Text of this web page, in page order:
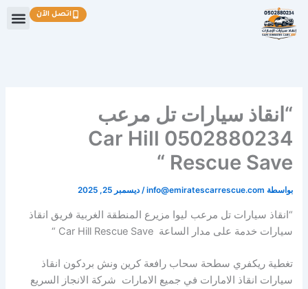
تخطي
إلى
المحتوى
اتصل الآن
“انقاذ سيارات تل مرعب
0502880234 Car Hill
Rescue Save “
بواسطة info@emiratescarrescue.com
/ديسمبر 25, 2025
“انقاذ سيارات تل مرعب ليوا مزيرع المنطقة الغربية فريق انقاذ
سيارات خدمة على مدار الساعة Car Hill Rescue Save “
تغطية ريكفري سطحة سحاب رافعة كرين ونش بردكون انقاذ
سيارات انقاذ الامارات في جميع الامارات شركة الانجاز السريع